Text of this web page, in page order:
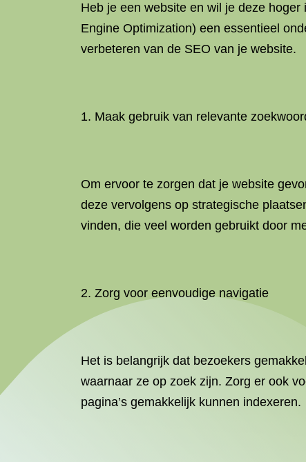
Heb je een website en wil je deze
Engine Optimization) een essentieel
verbeteren van de SEO van je website.
1. Maak gebruik van relevante
Om ervoor te zorgen dat je website
deze vervolgens op strategische
vinden, die veel worden gebruikt door
2. Zorg voor eenvoudige navigatie
Het is belangrijk dat bezoekers
waarnaar ze op zoek zijn. Zorg er ook
pagina’s gemakkelijk kunnen indexeren.